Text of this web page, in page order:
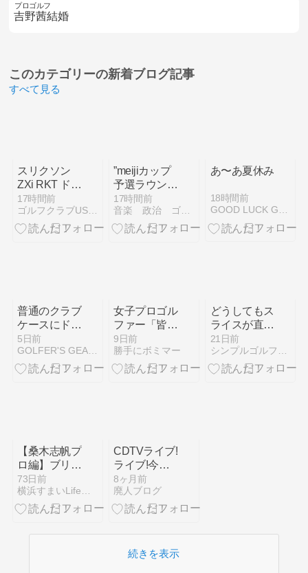
プロゴルフ
吉野茜結婚
このカテゴリーの新着ブログ記事
すべて見る
スリクソン
ZXi RKT ドラ
イバー4モデ
ル比較｜違
い・選び方を
17時間前
ゴルフクラブUSモデル|スペック・評価・価格を紹介
”meijiカップ
予選ラウンド
終了！
17時間前
音楽 政治 ゴルフ
あ〜あ夏休み
18時間前
GOOD LUCK GOLF
普通のクラブ
ケースにドラ
イバー2本が
入らない｜自
立型ケースな
5日前
女子プロゴル
ファー「皆吉
愛寿香」を支
えるスポンサ
ー企業一覧。
9日前
勝手にボミマー
どうしてもス
ライスが直ら
ない人は、や
っぱり短尺ド
ライバー！！
21日前
【桑木志帆プ
ロ編】ブリヂ
ストンレディ
スオープン/
デイリーレポ
73日前
CDTVライブ!
ライブ!今日
1/19・次回
1/26のタイム
テーブル(出
カウントダウ
ンtv2026
8ヶ月前
廃人ブログ
続きを表示